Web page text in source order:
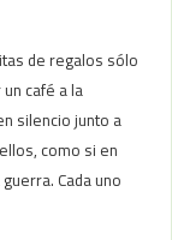
de regalos sólo
café a la
silencio junto a
como si en
Cada uno